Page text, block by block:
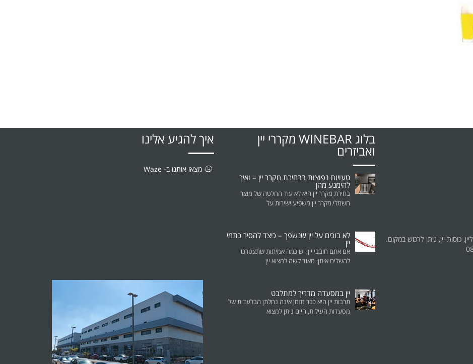
כוסות יין, ניתן לרכוש במקום.
בלוג WINEBAR מקררי יין
ואביזרים
טעויות נפוצות בבחירת מקרר יין – ואיך
להימנע מהן
בחירת מקרר יין היא לא עוד החלטה של מוצר
חשמלי.מקרר יין משפיע ישירות על
לא בוכים על יין שנשפך – כיצד להסיר כתמי
יין
אם אתם חובבי יין, יש כמה אמיתות שתצטרכו
להשלים איתן: מאוד קשה למצוא יין
יין במסעדה מדריך למתלבט
תרבות יין היא כבר מזמן אינה נחלתן הבלעדית של
מסעדות העילית, היום ניתן למצוא
איך להגיע אלינו
מצאו אותנו ב- Waze